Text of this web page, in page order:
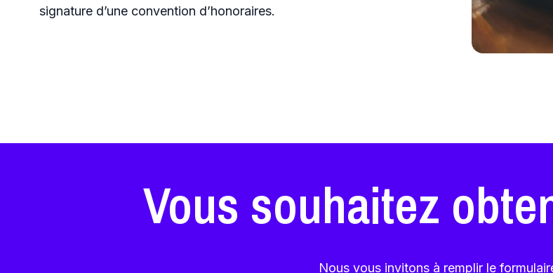
signature d’une convention d’honoraires.
Vous souhaitez
Nous vous invitons à remplir le